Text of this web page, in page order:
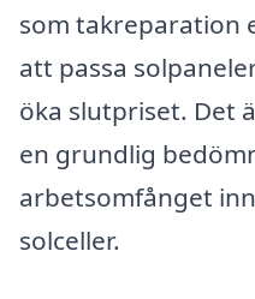
som takreparation
att passa
öka slutpriset. Det
en grundlig
arbetsomfånget
solceller.